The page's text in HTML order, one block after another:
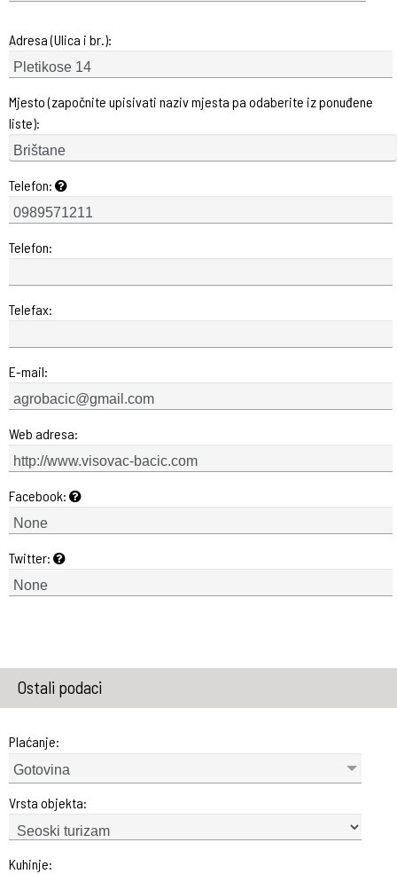
Adresa (Ulica i br.):
Mjesto (započnite upisivati naziv mjesta pa odaberite iz ponuđene
liste):
Telefon:
Telefon:
Telefax:
E-mail:
Web adresa:
Facebook:
Twitter:
Ostali podaci
Plaćanje:
Gotovina
Vrsta objekta:
Kuhinje: